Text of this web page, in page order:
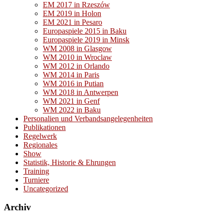
EM 2017 in Rzeszów
EM 2019 in Holon
EM 2021 in Pesaro
Europaspiele 2015 in Baku
Europaspiele 2019 in Minsk
WM 2008 in Glasgow
WM 2010 in Wroclaw
WM 2012 in Orlando
WM 2014 in Paris
WM 2016 in Putian
WM 2018 in Antwerpen
WM 2021 in Genf
WM 2022 in Baku
Personalien und Verbandsangelegenheiten
Publikationen
Regelwerk
Regionales
Show
Statistik, Historie & Ehrungen
Training
Turniere
Uncategorized
Archiv